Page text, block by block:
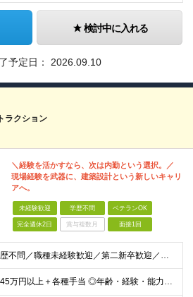
検討中に入れる
予定日： 2026.09.10
ラクション
＼経験を活かすなら、次は内勤という選択。／
現場経験を武器に、建築設計という新しいキャリ
アへ。
未経験歓迎 学歴不問 ベテランOK
完全週休2日 賞与複数月 面接1回
＜学歴不問／職種未経験歓迎／第二新卒歓迎／ブランクOK＞ ■建設業界での実務経験をお持ちの方 └年数・分野・職種はいっさい不問！ ◆設計職が初めての方も歓迎！ ◆施工管理など、現場経験を活かしてキ
月給45万円以上＋各種手当 ◎年齢・経験・能力・適性を考慮して、支給額を決定します。 ◎残業代は1分単位で100％支給。頑張った分はきちんと収入に還元します！ ＼充実の各種手当／ ■交通費全額支給